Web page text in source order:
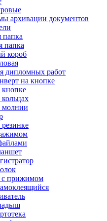
архивации документов
папка
папка
короб
дипломных работ
на кнопке
молнии
прижимом